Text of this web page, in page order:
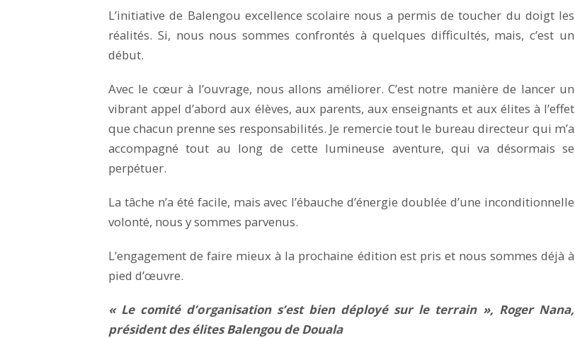
L’initiative de Balengou excellence scolaire nous a permis de toucher du doigt les
réalités. Si, nous nous sommes confrontés à quelques difficultés, mais, c’est un
début.
Avec le cœur à l’ouvrage, nous allons améliorer. C’est notre manière de lancer un
vibrant appel d’abord aux élèves, aux parents, aux enseignants et aux élites à l’effet
que chacun prenne ses responsabilités. Je remercie tout le bureau directeur qui m’a
accompagné tout au long de cette lumineuse aventure, qui va désormais se
perpétuer.
La tâche n’a été facile, mais avec l’ébauche d’énergie doublée d’une inconditionnelle
volonté, nous y sommes parvenus.
L’engagement de faire mieux à la prochaine édition est pris et nous sommes déjà à
pied d’œuvre.
« Le comité d’organisation s’est bien déployé sur le terrain », Roger Nana,
président des élites Balengou de Douala